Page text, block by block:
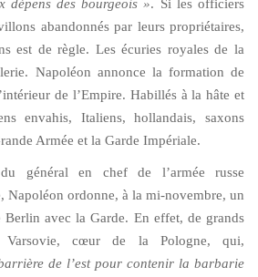
dépens des bourgeois ». Si les officiers
abandonnés par leurs propriétaires,
est de règle. Les écuries royales de la
Napoléon annonce la formation de
de l’Empire. Habillés à la hâte et
envahis, Italiens, hollandais, saxons
Armée et la Garde Impériale.
général en chef de l’armée russe
Napoléon ordonne, à la mi-novembre, un
Berlin avec la Garde. En effet, de grands
Varsovie, cœur de la Pologne, qui,
de l’est pour contenir la barbarie